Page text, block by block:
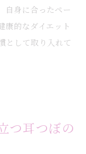
自身に合ったペー
康的なダイエット
として取り入れて
つ耳つぼの